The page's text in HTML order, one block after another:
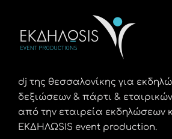
περιεχόμενο
dj της θεσσαλονίκης για
δεξιώσεων & πάρτι &
από την εταιρεία εκδηλώσεων
ΕΚΔΗΛΩSIS event production.